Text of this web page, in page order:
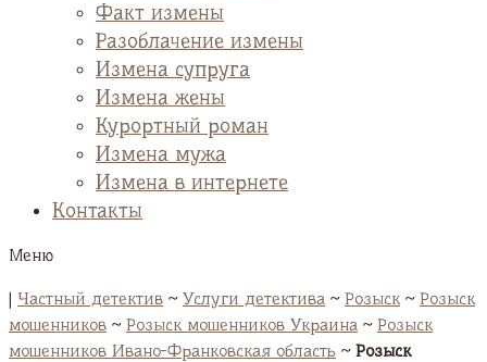
Факт измены
Разоблачение измены
Измена супруга
Измена жены
Курортный роман
Измена мужа
Измена в интернете
Контакты
Меню
| Частный детектив ~ Услуги детектива ~ Розыск~ Розыск
мошенников ~ Розыск мошенников Украина ~ Розыск
мошенников Ивано-Франковская область ~ Розыск